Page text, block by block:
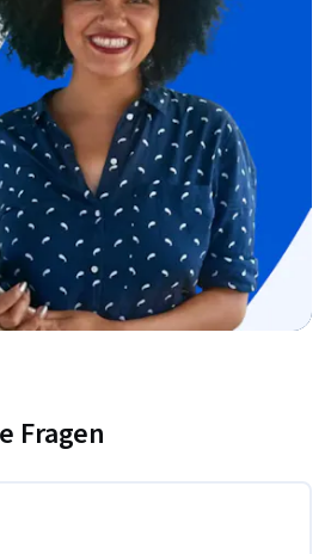
Fragen